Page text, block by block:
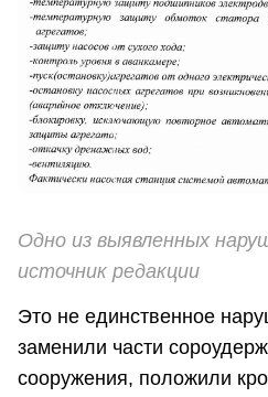
Одно из выявленных
источник редакции
Это не единственное
заменили части
сооружения, положили